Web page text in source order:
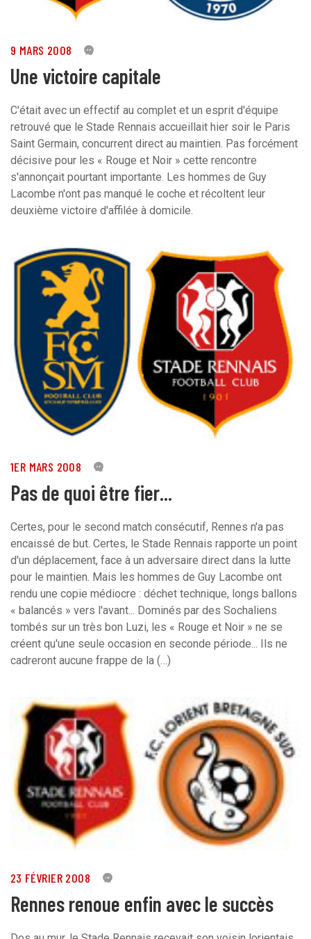
9 MARS 2008 0
Une victoire capitale
C'était avec un effectif au complet et un esprit d'équipe
retrouvé que le Stade Rennais accueillait hier soir le Paris
Saint Germain, concurrent direct au maintien. Pas forcément
décisive pour les « Rouge et Noir » cette rencontre
s'annonçait pourtant importante. Les hommes de Guy
Lacombe n'ont pas manqué le coche et récoltent leur
deuxième victoire d'affilée à domicile.
1ER MARS 2008 0
Pas de quoi être fier...
Certes, pour le second match consécutif, Rennes n'a pas
encaissé de but. Certes, le Stade Rennais rapporte un point
d'un déplacement, face à un adversaire direct dans la lutte
pour le maintien. Mais les hommes de Guy Lacombe ont
rendu une copie médiocre : déchet technique, longs ballons
« balancés » vers l'avant... Dominés par des Sochaliens
tombés sur un très bon Luzi, les « Rouge et Noir » ne se
créent qu'une seule occasion en seconde période... Ils ne
cadreront aucune frappe de la (…)
23 FÉVRIER 2008 0
Rennes renoue enfin avec le succès